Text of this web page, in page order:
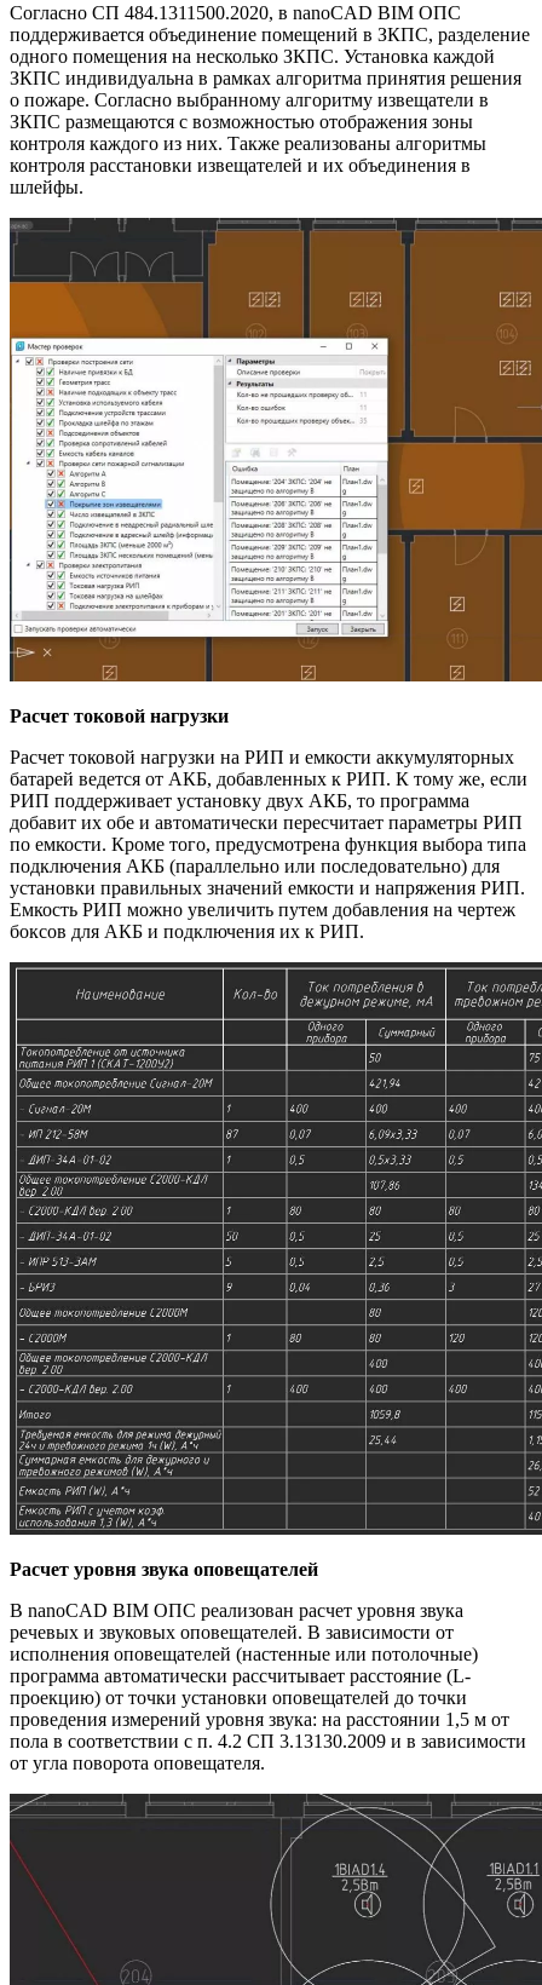
Согласно СП 484.1311500.2020, в nanoCAD BIM ОПС
поддерживается объединение помещений в ЗКПС, разделение
одного помещения на несколько ЗКПС. Установка каждой
ЗКПС индивидуальна в рамках алгоритма принятия решения
о пожаре. Согласно выбранному алгоритму извещатели в
ЗКПС размещаются с возможностью отображения зоны
контроля каждого из них. Также реализованы алгоритмы
контроля расстановки извещателей и их объединения в
шлейфы.
Расчет токовой нагрузки
Расчет токовой нагрузки на РИП и емкости аккумуляторных
батарей ведется от АКБ, добавленных к РИП. К тому же, если
РИП поддерживает установку двух АКБ, то программа
добавит их обе и автоматически пересчитает параметры РИП
по емкости. Кроме того, предусмотрена функция выбора типа
подключения АКБ (параллельно или последовательно) для
установки правильных значений емкости и напряжения РИП.
Емкость РИП можно увеличить путем добавления на чертеж
боксов для АКБ и подключения их к РИП.
Расчет уровня звука оповещателей
В nanoCAD BIM ОПС реализован расчет уровня звука
речевых и звуковых оповещателей. В зависимости от
исполнения оповещателей (настенные или потолочные)
программа автоматически рассчитывает расстояние (L-
проекцию) от точки установки оповещателей до точки
проведения измерений уровня звука: на расстоянии 1,5 м от
пола в соответствии с п. 4.2 СП 3.13130.2009 и в зависимости
от угла поворота оповещателя.